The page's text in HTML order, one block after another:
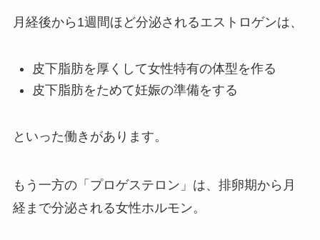
月経後から1週間ほど分泌されるエストロゲンは、
皮下脂肪を厚くして女性特有の体型を作る
皮下脂肪をためて妊娠の準備をする
といった働きがあります。
もう一方の「プロゲステロン」は、排卵期から月
経まで分泌される女性ホルモン。